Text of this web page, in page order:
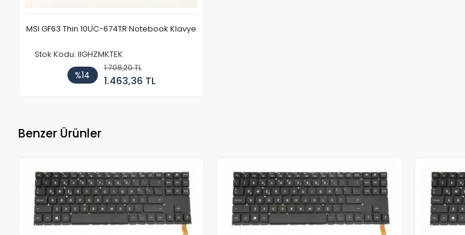
MSI GF63 Thin 10UC-674TR Notebook Klavye
Stok Kodu: IIGHZMKTEK
%14
1.708,20 TL
1.463,36 TL
Benzer Ürünler